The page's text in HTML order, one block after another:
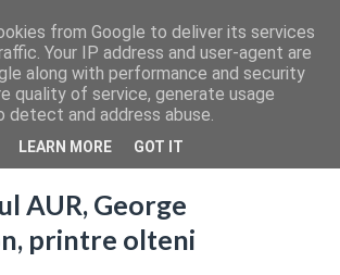
AUR, George
printre olteni
from Google to deliver its services
Your IP address and user-agent are
along with performance and security
quality of service, generate usage
and address abuse.
LEARN MORE GOT IT